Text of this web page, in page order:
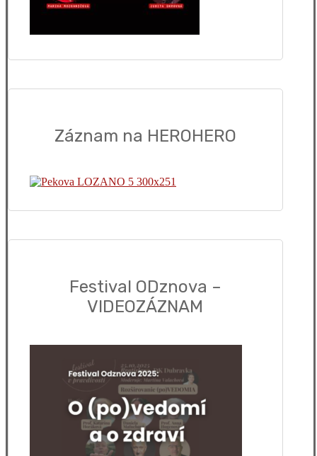
Záznam na HEROHERO
Festival ODznova –
VIDEOZÁZNAM